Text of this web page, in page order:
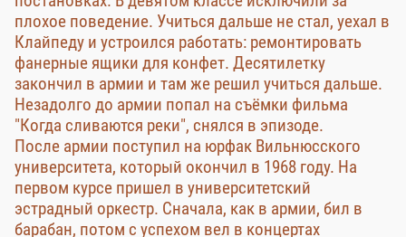
плохое поведение. Учиться дальше не стал, уехал в
Клайпеду и устроился работать: ремонтировать
фанерные ящики для конфет. Десятилетку
закончил в армии и там же решил учиться дальше.
Незадолго до армии попал на съёмки фильма
"Когда сливаются реки", снялся в эпизоде.
После армии поступил на юрфак Вильнюсского
университета, который окончил в 1968 году. На
первом курсе пришел в университетский
эстрадный оркестр. Сначала, как в армии, бил в
барабан, потом с успехом вел в концертах